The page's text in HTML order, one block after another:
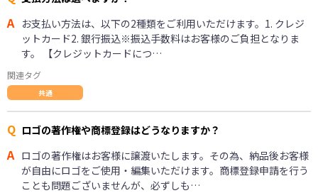
A お支払い方法は、以下の2種類をご利用いただけます。1. クレジ
ットカード2. 銀行振込※振込手数料はお客様のご負担となりま
す。 【クレジットカードにつ…
関連タグ
共通
Q ロゴの著作権や商標登録はどうなりますか？
A ロゴの著作権はお客様に譲渡いたします。その為、納品後お客様
が自由にロゴをご使用・編集いただけます。商標登録申請を行う
ことも問題ございませんが、必ずしも…